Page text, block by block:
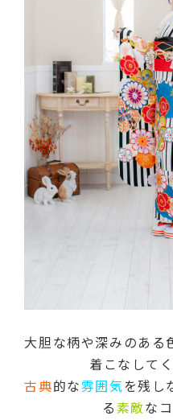
大胆な柄や深みのある
着こなして
古典的な雰囲気を残し
る素敵な